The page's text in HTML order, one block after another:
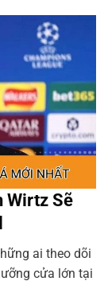
Wirtz Sẽ
ai theo dõi
cửa lớn tại